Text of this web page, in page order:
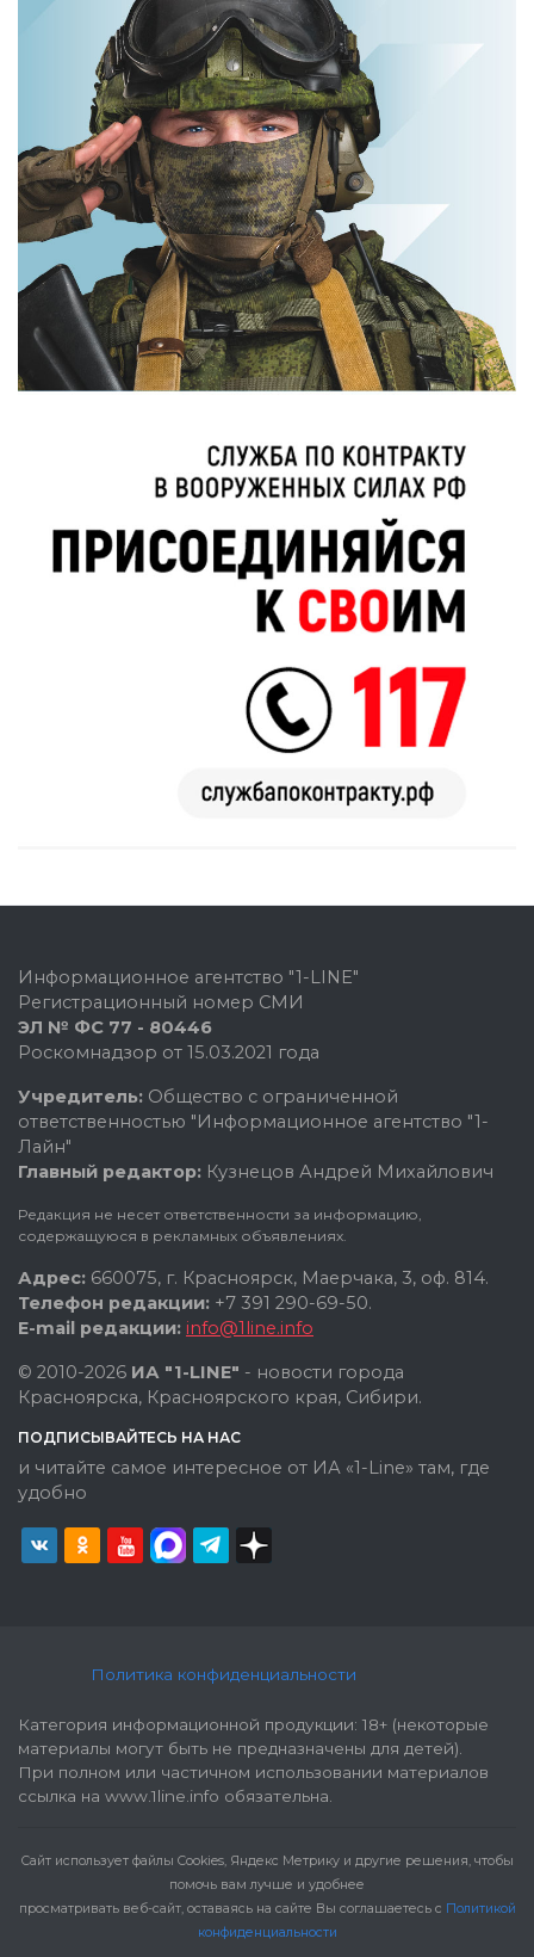
Информационное агентство "1-LINE"
Регистрационный номер СМИ
ЭЛ № ФС 77 - 80446
Роскомнадзор от 15.03.2021 года
Учредитель: Общество с ограниченной
ответственностью "Информационное агентство "1-
Лайн"
Главный редактор: Кузнецов Андрей Михайлович
Редакция не несет ответственности за информацию,
содержащуюся в рекламных объявлениях.
Адрес: 660075, г. Красноярск, Маерчака, 3, оф. 814.
Телефон редакции: +7 391 290-69-50.
E-mail редакции: info@1line.info
© 2010-2026 ИА "1-LINE" - новости города
Красноярска, Красноярского края, Сибири.
ПОДПИСЫВАЙТЕСЬ НА НАС
и читайте самое интересное от ИА «1-Line» там, где
удобно
Политика конфиденциальности
Категория информационной продукции: 18+ (некоторые
материалы могут быть не предназначены для детей).
При полном или частичном использовании материалов
ссылка на www.1line.info обязательна.
Cайт использует файлы Cookies, Яндекс Метрику и другие решения, чтобы
помочь вам лучше и удобнее
просматривать веб-сайт, оставаясь на сайте Вы соглашаетесь с Политикой
конфиденциальности